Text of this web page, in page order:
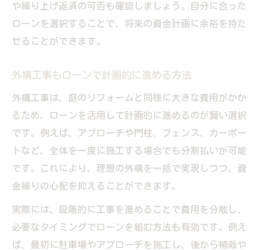
や繰り上げ返済の可否も確認しましょう。自分に合った
ローンを選択することで、将来の資金計画に余裕を持た
せることができます。
外構工事もローンで計画的に進める方法
外構工事は、庭のリフォームと同様に大きな費用がかか
るため、ローンを活用して計画的に進めるのが賢い選択
です。例えば、アプローチや門柱、フェンス、カーポー
トなど、全体を一度に施工する場合でも分割払いが可能
です。これにより、理想の外構を一括で実現しつつ、資
金繰りの心配を抑えることができます。
実際には、段階的に工事を進めることで費用を分散し、
必要なタイミングでローンを組む方法も有効です。例え
ば、最初に駐車場やアプローチを施工し、後から植栽や